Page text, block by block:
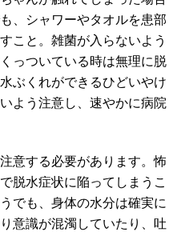
、シャワーやタオルを患部
こと。雑菌が入らないよう
っついている時は無理に脱
ぶくれができるひどいやけ
よう注意し、速やかに病院
意する必要があります。怖
脱水症状に陥ってしまうこ
でも、身体の水分は確実に
意識が混濁していたり、吐